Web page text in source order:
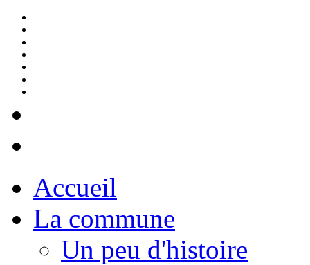
Accueil
La commune
Un peu d'histoire